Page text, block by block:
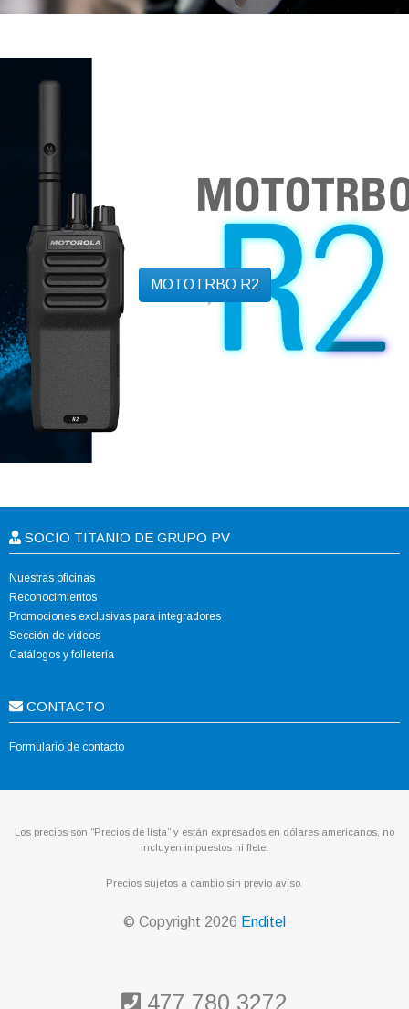
MOTOTRBO R2
SOCIO TITANIO DE GRUPO PV
Nuestras oficinas
Reconocimientos
Promociones exclusivas para integradores
Sección de videos
Catálogos y folletería
CONTACTO
Formulario de contacto
Los precios son “Precios de lista” y están expresados en dólares americanos, no
incluyen impuestos ni flete.
Precios sujetos a cambio sin previo aviso.
© Copyright 2026 Enditel
477 780 3272